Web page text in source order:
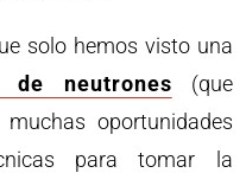
solo hemos visto una
de neutrones (que
oportunidades
para tomar la